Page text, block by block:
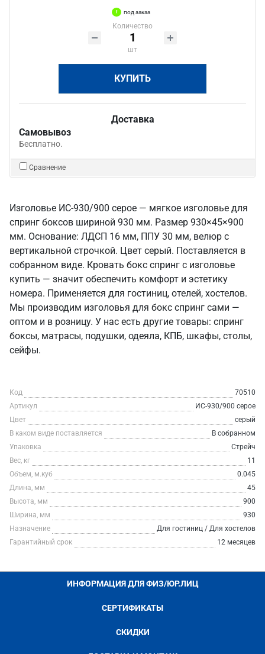
под заказ
Количество
шт
КУПИТЬ
Доставка
Самовывоз
Бесплатно.
Сравнение
Изголовье ИС-930/900 серое — мягкое изголовье для
спринг боксов шириной 930 мм. Размер 930×45×900
мм. Основание: ЛДСП 16 мм, ППУ 30 мм, велюр с
вертикальной строчкой. Цвет серый. Поставляется в
собранном виде. Кровать бокс спринг с изголовье
купить — значит обеспечить комфорт и эстетику
номера. Применяется для гостиниц, отелей, хостелов.
Мы производим изголовья для бокс спринг сами —
оптом и в розницу. У нас есть другие товары: спринг
боксы, матрасы, подушки, одеяла, КПБ, шкафы, столы,
сейфы.
Код
70510
Артикул
ИС-930/900 серое
Цвет
серый
В каком виде поставляется
В собранном
Упаковка
Стрейч
Вес, кг
11
Объем, м.куб
0.045
Длина, мм
45
Высота, мм
900
Ширина, мм
930
Назначение
Для гостиниц / Для хостелов
Гарантийный срок
12 месяцев
ИНФОРМАЦИЯ ДЛЯ ФИЗ/ЮР.ЛИЦ
СЕРТИФИКАТЫ
СКИДКИ